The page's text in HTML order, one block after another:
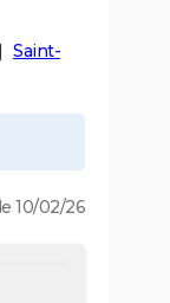
Saint-
10/02/26